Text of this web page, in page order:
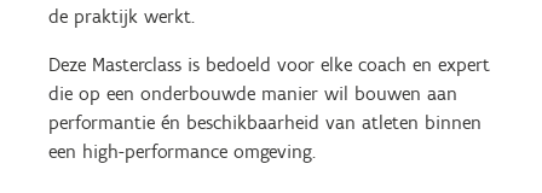
de praktijk werkt.
Deze Masterclass is bedoeld voor elke coach en expert
die op een onderbouwde manier wil bouwen aan
performantie én beschikbaarheid van atleten binnen
een high-performance omgeving.